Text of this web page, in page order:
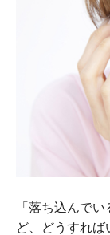
「落ち込んで
ど、どうすれ